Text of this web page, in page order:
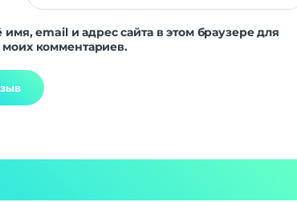
имя, email и адрес сайта в этом браузере для
комментариев.